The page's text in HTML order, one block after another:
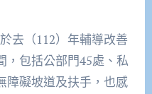
去（112）年輔導改善
，包括公部門45處、私
障礙坡道及扶手，也感